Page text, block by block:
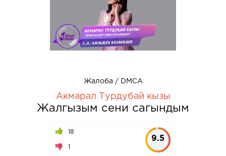
Жалоба / DMCA
Акмарал Турдубай кызы
Жалгызым сени сагындым
18
1
9.5